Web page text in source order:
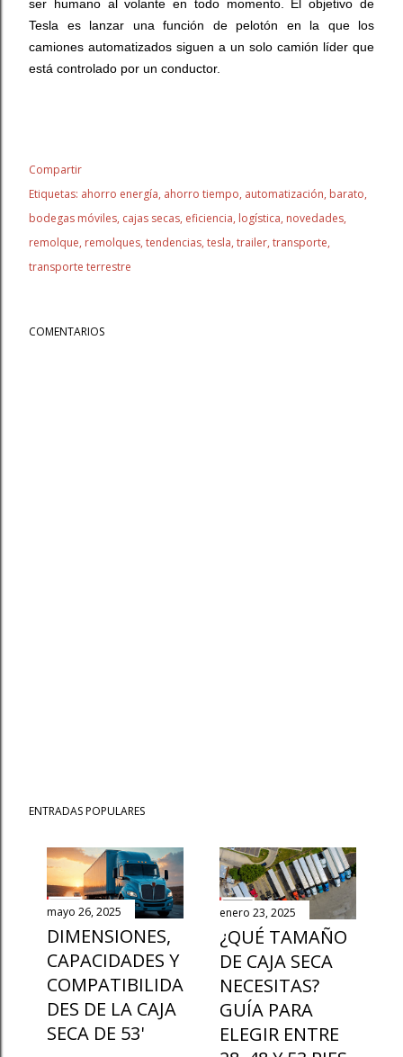
ser humano al volante en todo momento. El objetivo de
Tesla es lanzar una función de pelotón en la que los
camiones automatizados siguen a un solo camión líder que
está controlado por un conductor.
Compartir
Etiquetas: ahorro energía ahorro tiempo automatización barato
bodegas móviles cajas secas eficiencia logística novedades
remolque remolques tendencias tesla trailer transporte
transporte terrestre
COMENTARIOS
ENTRADAS POPULARES
mayo 26, 2025
DIMENSIONES,
CAPACIDADES Y
COMPATIBILIDA
DES DE LA CAJA
SECA DE 53'
enero 23, 2025
¿QUÉ TAMAÑO
DE CAJA SECA
NECESITAS?
GUÍA PARA
ELEGIR ENTRE